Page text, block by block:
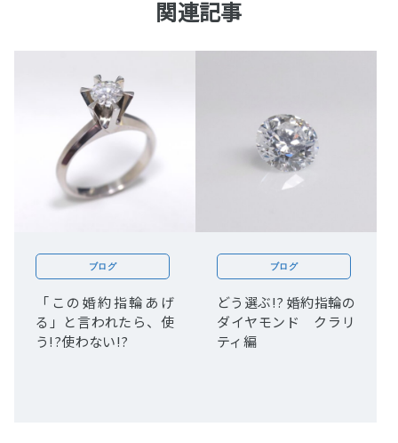
関連記事
ブログ
「この婚約指輪あげ
る」と言われたら、使
う!?使わない!?
ブログ
どう選ぶ!? 婚約指輪の
ダイヤモンド クラリ
ティ編